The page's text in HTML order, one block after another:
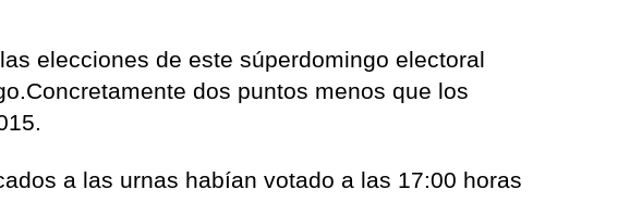
elecciones de este súperdomingo electoral
dos puntos menos que los
a las urnas habían votado a las 17:00 horas